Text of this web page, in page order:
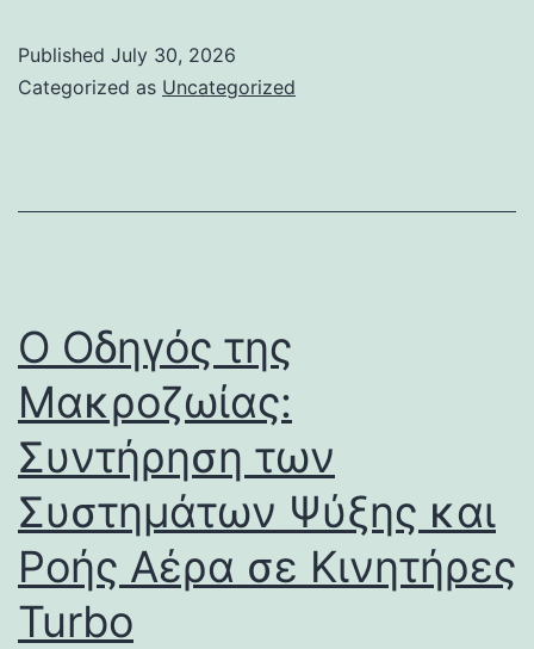
Published July 30, 2026
Categorized as Uncategorized
Ο Οδηγός της
Μακροζωίας:
Συντήρηση των
Συστημάτων Ψύξης και
Ροής Αέρα σε Κινητήρες
Turbo